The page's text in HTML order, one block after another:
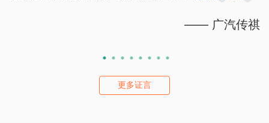
—— 广汽传祺
更多证言